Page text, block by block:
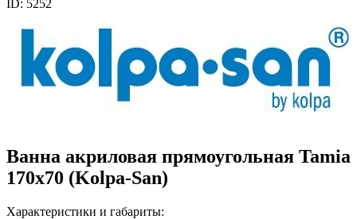
ID: 5252
Ванна акриловая прямоугольная Tamia
170x70 (Kolpa-San)
Характеристики и габариты: